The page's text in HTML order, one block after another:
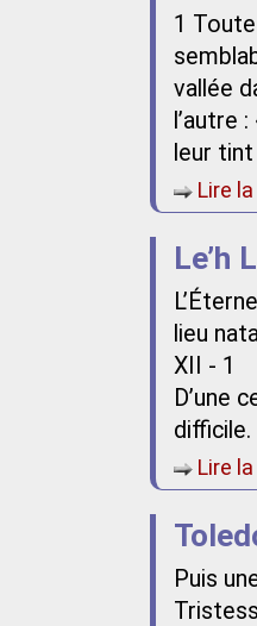
1
vallée
l’autre
leur
Lire
Le’h
lieu
XII - 1
D’une
Lire
Puis